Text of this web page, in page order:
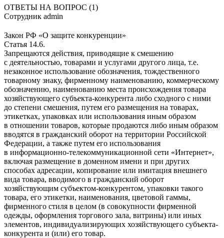
ОТВЕТЫ НА ВОПРОС (1)
Сотрудник admin
Закон РФ «О защите конкуренции»
Статья 14.6.
Запрещаются действия, приводящие к смешению
с деятельностью, товарами и услугами другого лица, т.е.
незаконное использование обозначения, тождественного
товарному знаку, фирменному наименованию, коммерческому
обозначению, наименованию места происхождения товара
хозяйствующего субъекта-конкурента либо сходного с ними
до степени смешения, путем его размещения на товарах,
этикетках, упаковках или использования иным образом
в отношении товаров, которые продаются либо иным образом
вводятся в гражданский оборот на территории Российской
Федерации, а также путем его использования
в информационно-телекоммуникационной сети «Интернет»,
включая размещение в доменном имени и при других
способах адресации, копирование или имитация внешнего
вида товара, вводимого в гражданский оборот
хозяйствующим субъектом-конкурентом, упаковки такого
товара, его этикетки, наименования, цветовой гаммы,
фирменного стиля в целом (в совокупности фирменной
одежды, оформления торгового зала, витрины) или иных
элементов, индивидуализирующих хозяйствующего субъекта-
конкурента и (или) его товар.